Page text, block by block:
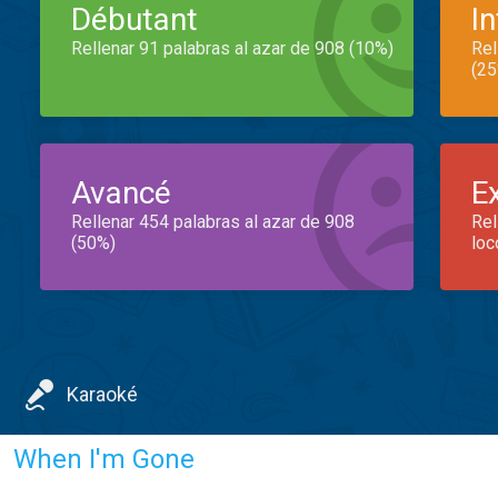
Débutant
Rellenar 91 palabras al azar de 908 (10%)
Avancé
Rellenar 454 palabras al azar de 908
(50%)
Karaoké
When I'm Gone